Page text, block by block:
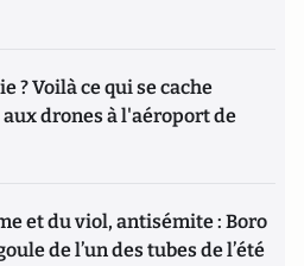
? Voilà ce qui se cache
drones à l'aéroport de
et du viol, antisémite : Boro
de l’un des tubes de l’été